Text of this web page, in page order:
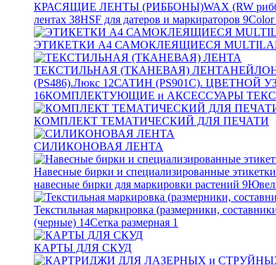
КРАСЯЩИЕ ЛЕНТЫ (РИББОНЫ)WAX (RW
лентах 38HSF для датеров и маркираторов 9Color
ЭТИКЕТКИ А4 САМОКЛЕЯЩИЕСЯ
ТЕКСТИЛЬНАЯ (ТКАНЕВАЯ) ЛЕНТА
(PS486).Люкс 12САТИН (PS901C). ЦВЕТНОЙ
16КОМПЛЕКТУЮЩИЕ и АКСЕССУАРЫ
КОМПЛЕКТ ТЕМАТИЧЕСКИЙ ДЛЯ ПЕЧАТИ
СИЛИКОНОВАЯ ЛЕНТА
Навесные бирки и специализированные этикетки
навесные бирки для маркировки растений 9
Текстильная маркировка (размерники,
(черные) 14Сетка размерная 1
КАРТЫ ДЛЯ СКУД